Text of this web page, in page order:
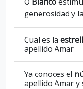
generosidad y
Cual es la
apellido Amar
Ya conoces el
apellido Amar y